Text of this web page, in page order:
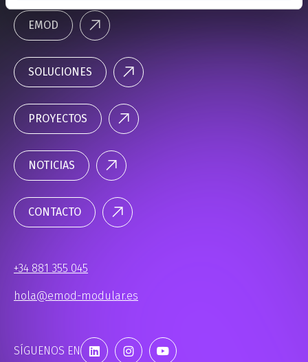
EMOD
SOLUCIONES
PROYECTOS
NOTICIAS
CONTACTO
+34 881 355 045
hola@emod-modular.es
SÍGUENOS EN